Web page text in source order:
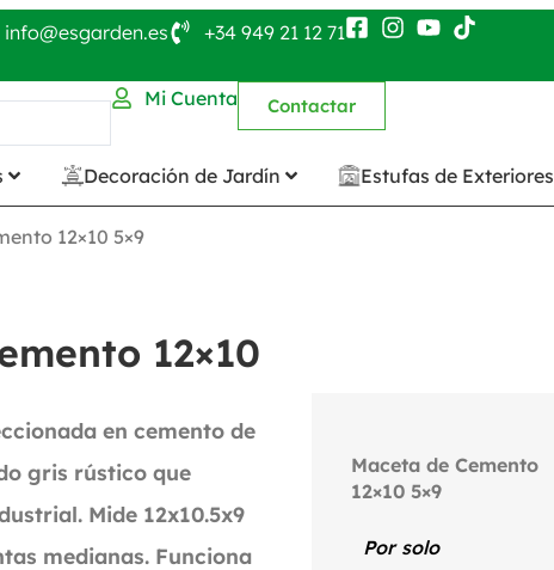
info@esgarden.es +34 949 21 12 71
Mi Cuenta Contactar
Decoración de Jardín Estufas de Exteriores
12×10 5×9
12×10
en cemento de
gris rústico que
Mide 12x10.5x9
medianas. Funciona
Maceta de Cemento
12×10 5×9
Por solo